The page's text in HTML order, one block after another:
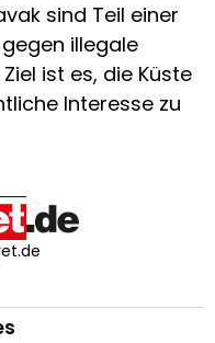
sind Teil einer
illegale
ist es, die Küste
Interesse zu